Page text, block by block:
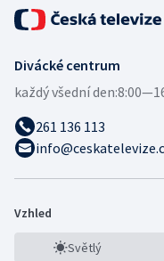
Divácké centrum
každý všední den:
261 136 113
Vzhled
Světlý